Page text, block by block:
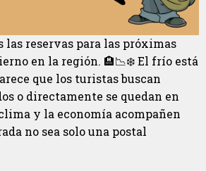
las reservas para las próximas
en la región. 🏨📉❄️ El frío está
que los turistas buscan
o directamente se quedan en
y la economía acompañen
no sea solo una postal